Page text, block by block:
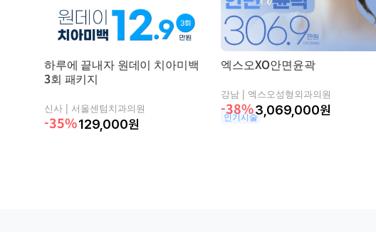
하루에 끝내자 원데이 치아미백
3회 패키지
신사 | 서울센텀치과의원
-35%129,000원
엑스오XO안면윤곽
강남 | 엑스오성형외과의원
-38%3,069,000원
인기시술